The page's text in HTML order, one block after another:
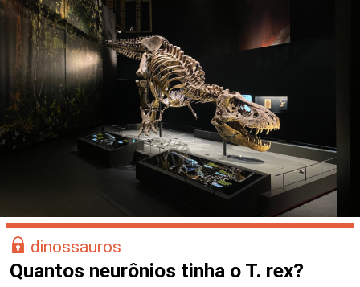
dinossauros
Quantos neurônios tinha o T. rex?